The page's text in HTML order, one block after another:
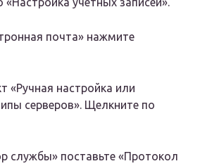
почта» нажмите
«Ручная настройка или
серверов». Щелкните по
службы» поставьте «Протокол